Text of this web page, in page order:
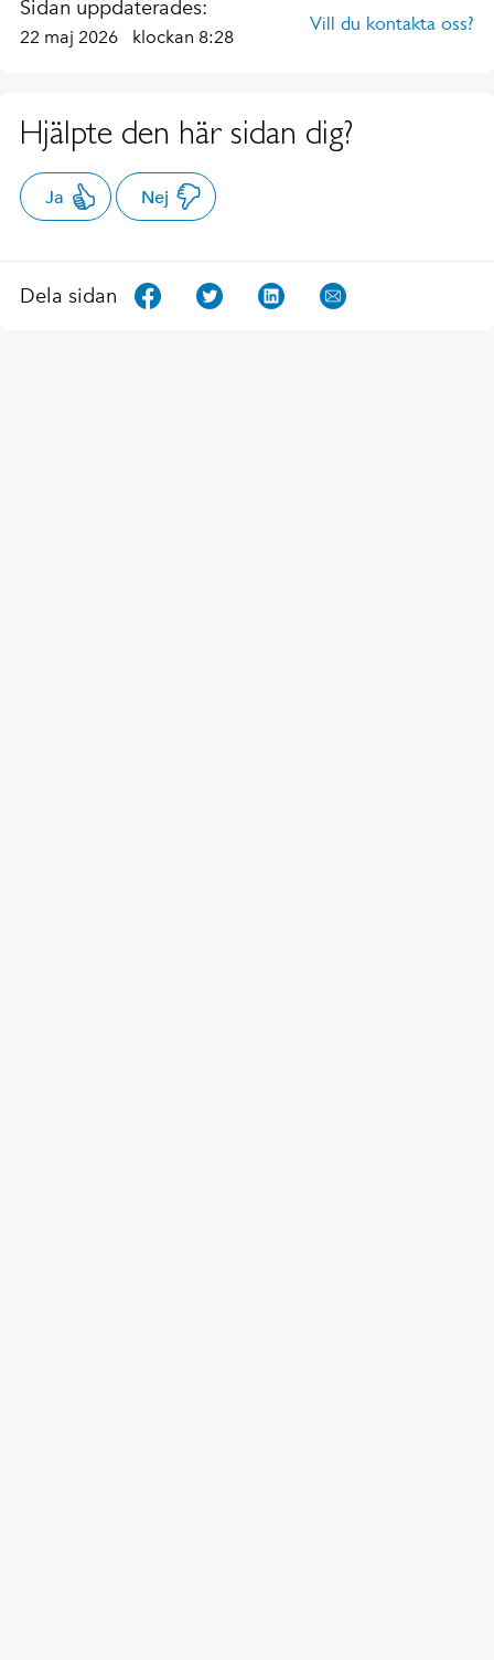
Sidan uppdaterades:
22 maj 2026 klockan 8:28
Vill du kontakta oss?
Hjälpte den här sidan dig?
Ja Nej
Dela sidan